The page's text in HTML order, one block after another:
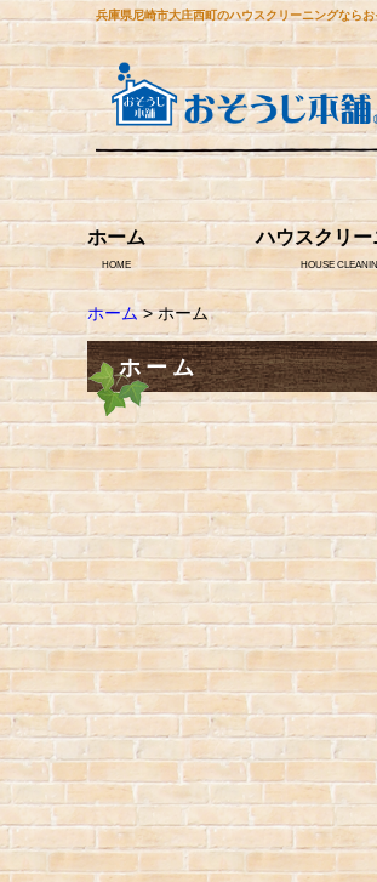
兵庫県尼崎市大庄西町のハウスクリーニングなら
ホーム
HOME
ハウスクリー
HOUSE
ホーム> ホーム
ホーム